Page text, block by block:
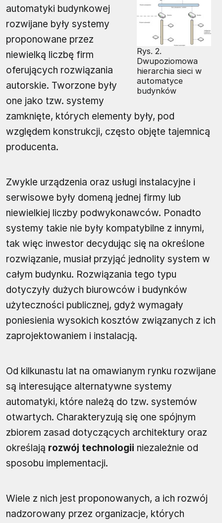
Rys. 2.
Dwupoziomowa
hierarchia sieci w
automatyce
budynków
automatyki budynkowej
rozwijane były systemy
proponowane przez
niewielką liczbę firm
oferujących rozwiązania
autorskie. Tworzone były
one jako tzw. systemy
zamknięte, których elementy były, pod
względem konstrukcji, często objęte tajemnicą
producenta.
Zwykle urządzenia oraz usługi instalacyjne i
serwisowe były domeną jednej firmy lub
niewielkiej liczby podwykonawców. Ponadto
systemy takie nie były kompatybilne z innymi,
tak więc inwestor decydując się na określone
rozwiązanie, musiał przyjąć jednolity system w
całym budynku. Rozwiązania tego typu
dotyczyły dużych biurowców i budynków
użyteczności publicznej, gdyż wymagały
poniesienia wysokich kosztów związanych z ich
zaprojektowaniem i instalacją.
Od kilkunastu lat na omawianym rynku rozwijane
są interesujące alternatywne systemy
automatyki, które należą do tzw. systemów
otwartych. Charakteryzują się one spójnym
zbiorem zasad dotyczących architektury oraz
określają rozwój technologii niezależnie od
sposobu implementacji.
Wiele z nich jest proponowanych, a ich rozwój
nadzorowany przez organizacje, których